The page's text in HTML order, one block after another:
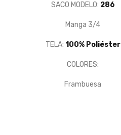
SACO MODELO: 286
Manga 3/4
TELA: 100% Poliéster
COLORES:
Frambuesa